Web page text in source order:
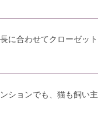
に合わせてクローゼッ
ションでも、猫も飼い